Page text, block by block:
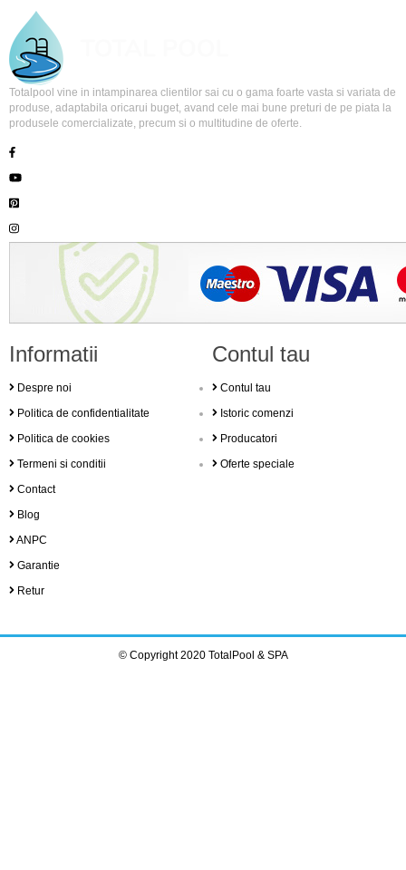
Totalpool vine in intampinarea clientilor sai cu o gama foarte vasta si variata de
produse, adaptabila oricarui buget, avand cele mai bune preturi de pe piata la
produsele comercializate, precum si o multitudine de oferte.
Informatii
Despre noi
Politica de confidentialitate
Politica de cookies
Termeni si conditii
Contact
Blog
ANPC
Garantie
Retur
Contul tau
Contul tau
Istoric comenzi
Producatori
Oferte speciale
© Copyright 2020 TotalPool & SPA